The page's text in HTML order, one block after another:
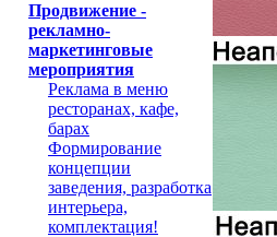
Продвижение -
рекламно-
маркетинговые
мероприятия
Реклама в меню
ресторанах, кафе,
барах
Формирование
концепции
заведения, разработка
интерьера,
комплектация!